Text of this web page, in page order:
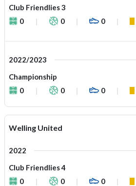
Club Friendlies 3
0
0 0
2022/2023
Championship
0
0 0
Welling United
2022
Club Friendlies 4
0
0 0